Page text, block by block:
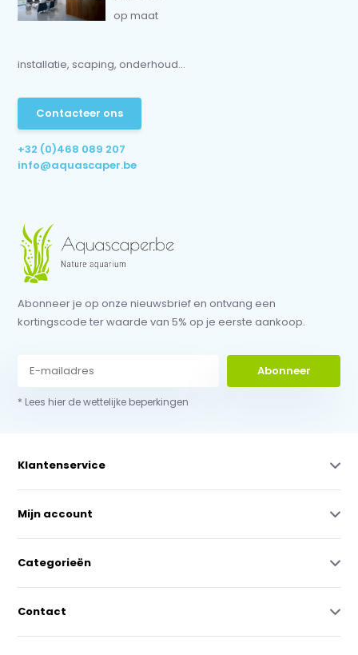
op maat
installatie, scaping, onderhoud...
Contacteer ons
+32 (0)468 089 207
info@aquascaper.be
Abonneer je op onze nieuwsbrief en ontvang een
kortingscode ter waarde van 5% op je eerste aankoop.
Abonneer
* Lees hier de wettelijke beperkingen
Klantenservice
Mijn account
Categorieën
Contact